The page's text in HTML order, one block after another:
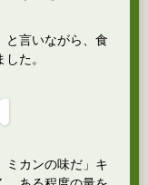
と言いながら、食
た。
ミカンの味だ」キ